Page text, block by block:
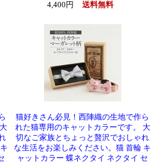
4,400円
送料無料
猫好きさん必見！西陣織の生地で作ら
れた猫専用のキャットカラーです。 大
切なご家族とちょっと贅沢でおしゃれ
な生活をお楽しみください。猫 首輪 キ
ャットカラー 蝶ネクタイ ネクタイ セ